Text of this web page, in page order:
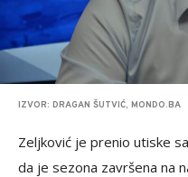
IZVOR: DRAGAN ŠUTVIĆ, MONDO.BA
Zeljković je prenio utiske
da je sezona završena na